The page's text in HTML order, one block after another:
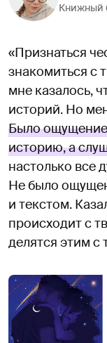
Книжный
«Признаться
знакомиться с
мне казалось,
историй. Но
Было
историю, а
настолько все
Не было
и текстом.
происходит с
делятся этим с